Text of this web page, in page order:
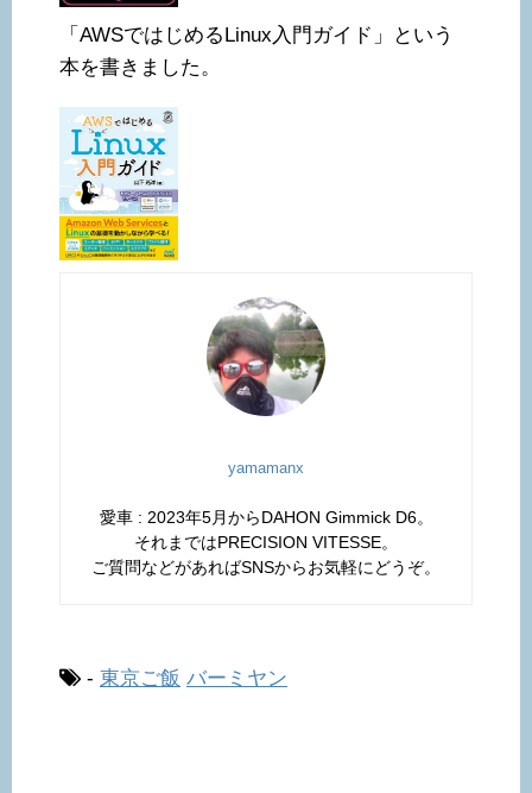
「AWSではじめるLinux入門ガイド」という
本を書きました。
yamamanx
愛車 : 2023年5月からDAHON Gimmick D6。
それまではPRECISION VITESSE。
ご質問などがあればSNSからお気軽にどうぞ。
- 東京ご飯 バーミヤン